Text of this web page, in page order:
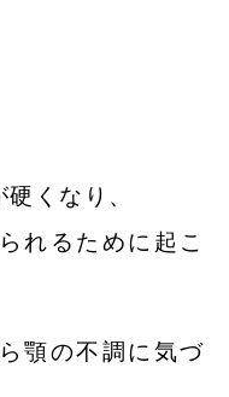
くなり、
れるために起こ
顎の不調に気づ